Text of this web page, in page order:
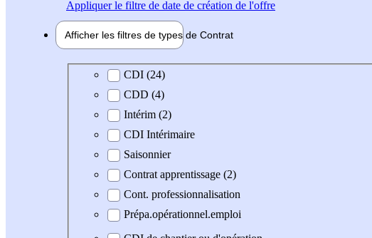
Appliquerle filtre de date de création de l'offre
Afficher les filtres de types de Contrat
Type de contratCDI (24)
CDD (4)
Intérim (2)
CDI Intérimaire
Saisonnier
Contrat apprentissage (2)
Cont. professionnalisation
Prépa.opérationnel.emploi